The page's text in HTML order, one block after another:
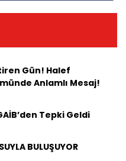
Gün! Halef
Anlamlı Mesaj!
Tepki Geldi
BULUŞUYOR